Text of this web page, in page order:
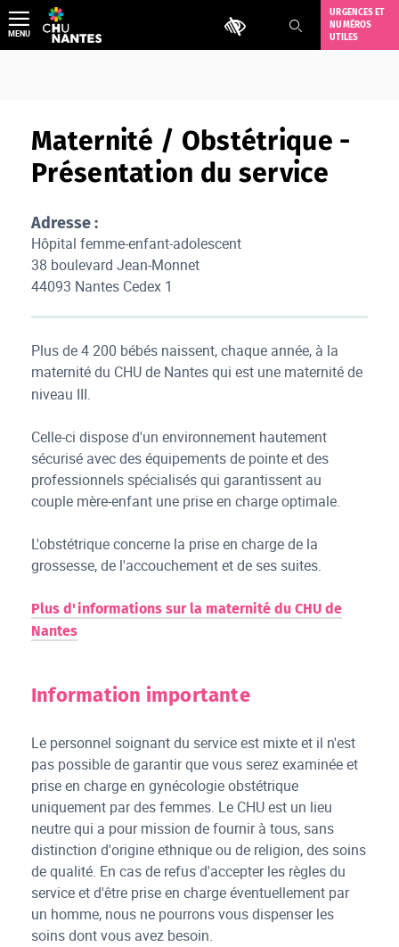
Aller
au
contenu
Outils d'accessibilité
URGENCES ET
NUMÉROS
UTILES
MENU
Maternité / Obstétrique -
Présentation du service
Adresse :
Hôpital femme-enfant-adolescent
38 boulevard Jean-Monnet
44093 Nantes Cedex 1
Plus de 4 200 bébés naissent, chaque année, à la
maternité du CHU de Nantes qui est une maternitéde
niveau III.
Celle-ci dispose d'un environnement hautement
sécurisé avec des équipements de pointe et des
professionnels spécialisés qui garantissent au
couple mère-enfant une prise en charge optimale.
L'obstétrique concerne la prise en charge de la
grossesse, de l'accouchement et de ses suites.
Plus d'informations sur la maternité du CHU de
Nantes
Information importante
Le personnel soignant du service est mixte et il n'est
pas possible degarantir que vous serez examinée et
prise en charge en gynécologie obstétrique
uniquement par des femmes. Le CHU est un lieu
neutre qui a pour mission de fournir à tous, sans
distinction d'origine ethnique ou de religion, des soins
de qualité. En cas de refus d'accepter les règles du
service et d'être prise en charge éventuellement par
un homme, nous ne pourrons vous dispenser les
soins dont vous avez besoin.